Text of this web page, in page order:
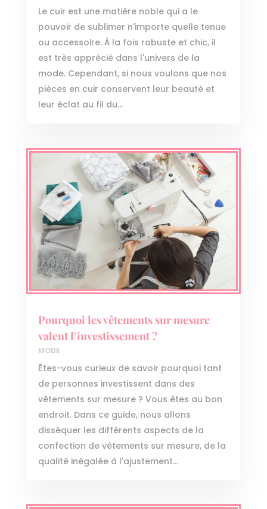
Le cuir est une matière noble qui a le
pouvoir de sublimer n'importe quelle tenue
ou accessoire. À la fois robuste et chic, il
est très apprécié dans l'univers de la
mode. Cependant, si nous voulons que nos
pièces en cuir conservent leur beauté et
leur éclat au fil du...
Pourquoi les vêtements sur mesure
valent l’investissement ?
MODE
Êtes-vous curieux de savoir pourquoi tant
de personnes investissent dans des
vêtements sur mesure ? Vous êtes au bon
endroit. Dans ce guide, nous allons
disséquer les différents aspects de la
confection de vêtements sur mesure, de la
qualité inégalée à l'ajustement...